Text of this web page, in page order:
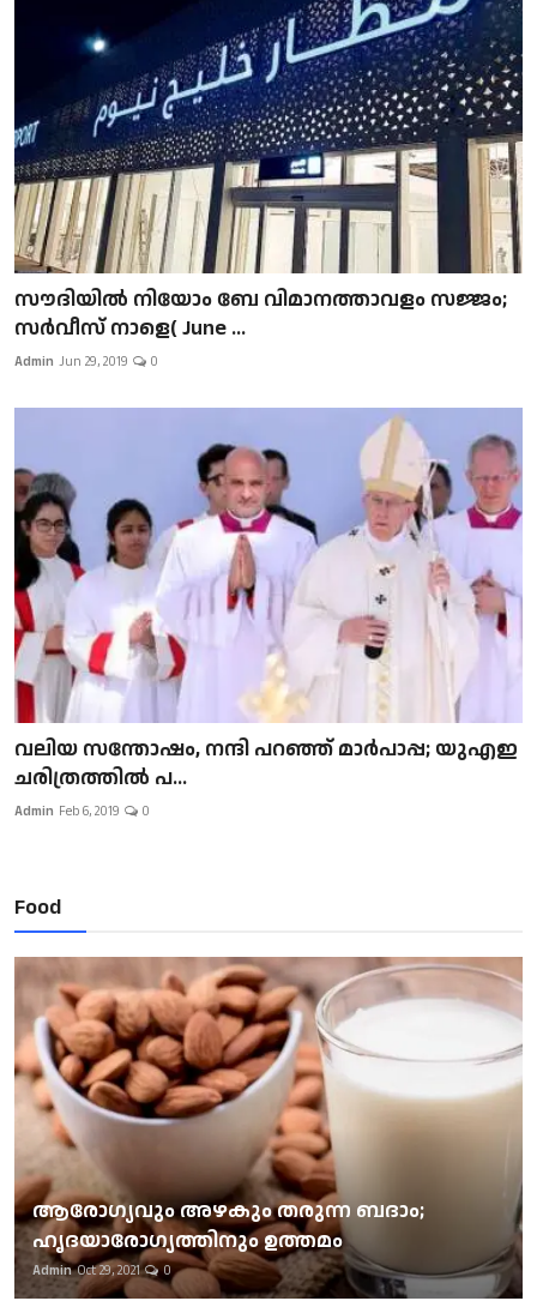
സൗദിയിൽ നിയോം ബേ വിമാനത്താവളം സജ്ജം;
സർവീസ് നാളെ( June ...
Admin Jun 29, 2019 0
വലിയ സന്തോഷം, നന്ദി പറഞ്ഞ് മാർപാപ്പ; യുഎഇ
ചരിത്രത്തിൽ പ...
Admin Feb 6, 2019 0
Food
ആരോഗ്യവും അഴകും തരുന്ന ബദാം;
ഹൃദയാരോഗ്യത്തിനും ഉത്തമം
Admin Oct 29, 2021 0